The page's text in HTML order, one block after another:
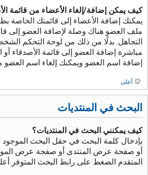
كيف يمكن إضافة/إلغاء الأعضاء من قائمة
يمكنك إضافة الأعضاء إلى قائمتك الخاصة
ملف العضو هناك وصلة لإضافة العضو إلى
التجاهل. بدلًا من ذلك من لوحة التحكم
مباشرة إضافة العضو إلى قائمة الأصدقاء
إضافة اسم العضو ويمكنك إلغاء اسم
أعلى
البحث في المنتديات
كيف يمكنني البحث في المنتديات؟
بإدخال كلمة البحث في حقل البحث الموجود
أو صفحة عرض المنتدى أو صفحة عرض
المتقدم الضغط على رابط البحث المتوفر